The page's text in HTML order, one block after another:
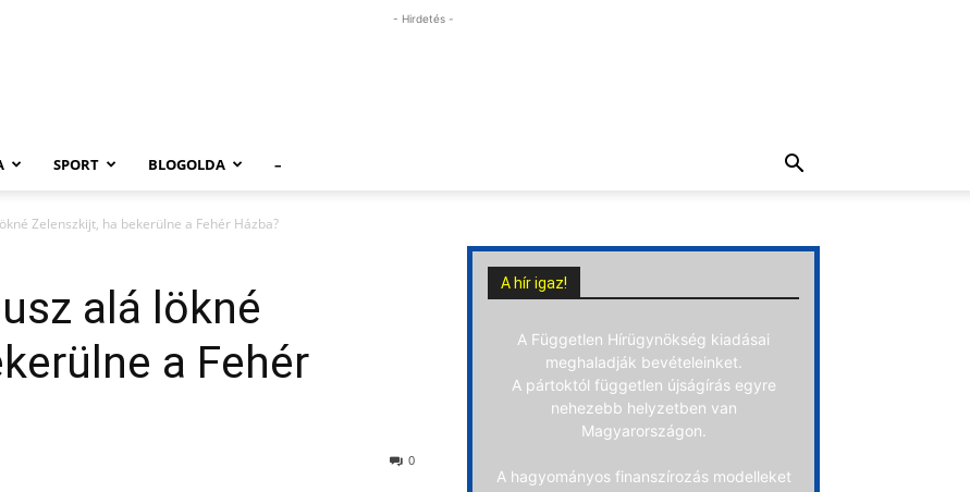
- Hirdetés -
SPORT BLOGOLDA –
Zelenszkijt, ha bekerülne a Fehér Házba?
alá lökné
a Fehér
0
A hír igaz!
A Független Hírügynökség kiadásai
meghaladják bevételeinket.
A pártoktól független újságírás egyre
nehezebb helyzetben van
Magyarországon.
A hagyományos finanszírozás modelleket